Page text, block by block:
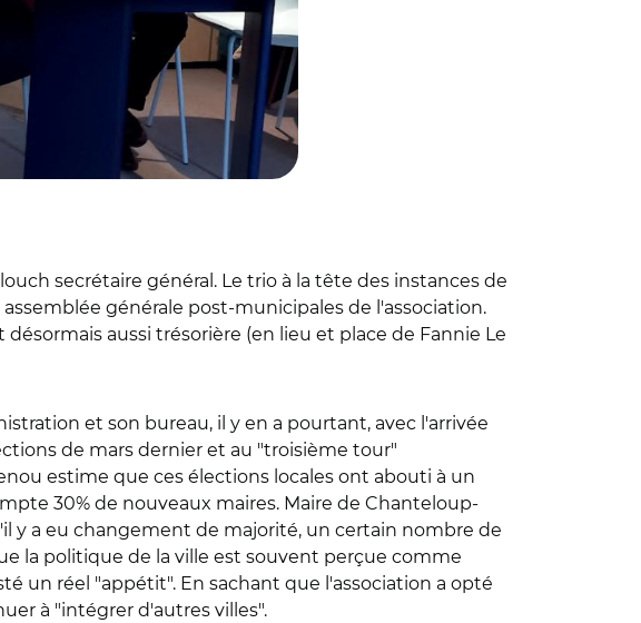
secrétaire général. Le trio à la tête des instances de
générale post-municipales de l'association.
aussi trésorière (en lieu et place de Fannie Le
et son bureau, il y en a pourtant, avec l'arrivée
de mars dernier et au "troisième tour"
estime que ces élections locales ont abouti à un
30% de nouveaux maires. Maire de Chanteloup-
y a eu changement de majorité, un certain nombre de
la politique de la ville est souvent perçue comme
un réel "appétit". En sachant que l'association a opté
à "intégrer d'autres villes".